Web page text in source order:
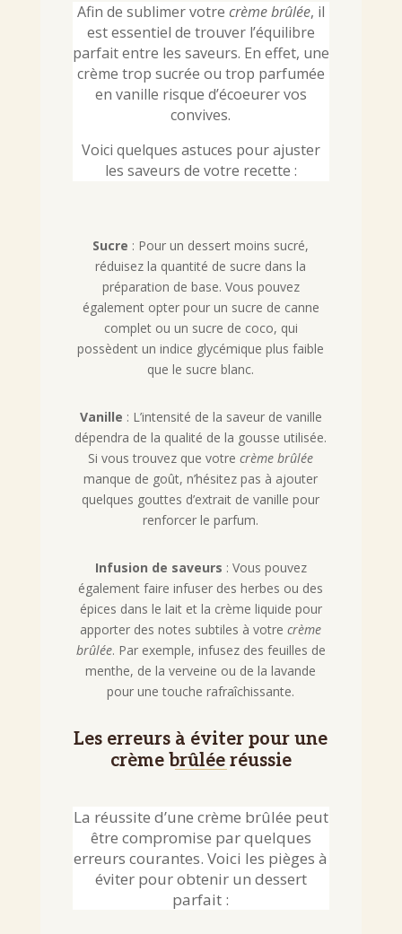
Afin de sublimer votre crème brûlée, il
est essentiel de trouver l’équilibre
parfait entre les saveurs. En effet, une
crème trop sucrée ou trop parfumée
en vanille risque d’écoeurer vos
convives.
Voici quelques astuces pour ajuster
les saveurs de votre recette :
Sucre : Pour un dessert moins sucré,
réduisez la quantité de sucre dans la
préparation de base. Vous pouvez
également opter pour un sucre de canne
complet ou un sucre de coco, qui
possèdent un indice glycémique plus faible
que le sucre blanc.
Vanille : L’intensité de la saveur de vanille
dépendra de la qualité de la gousse utilisée.
Si vous trouvez que votrecrème brûlée
manque de goût, n’hésitez pas à ajouter
quelques gouttes d’extrait de vanille pour
renforcer le parfum.
Infusion de saveurs : Vous pouvez
également faire infuser des herbes ou des
épices dans le lait et la crème liquide pour
apporter des notes subtiles à votrecrème
brûlée. Par exemple, infusez des feuilles de
menthe, de la verveine ou de la lavande
pour une touche rafraîchissante.
Les erreurs à éviter pour une
crème brûlée réussie
La réussite d’une crème brûlée peut
être compromise par quelques
erreurs courantes. Voici les pièges à
éviter pour obtenir un dessert
parfait :